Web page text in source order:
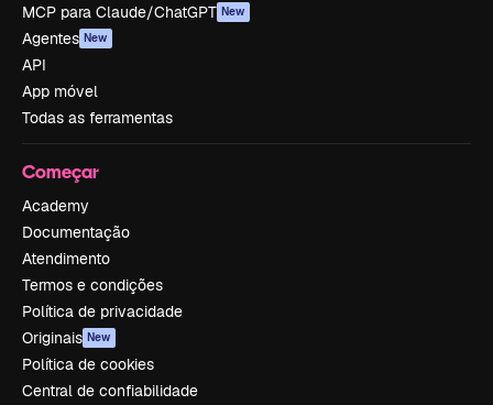
MCP para Claude/ChatGPT New
Agentes New
API
App móvel
Todas as ferramentas
Começar
Academy
Documentação
Atendimento
Termos e condições
Política de privacidade
Originais New
Política de cookies
Central de confiabilidade